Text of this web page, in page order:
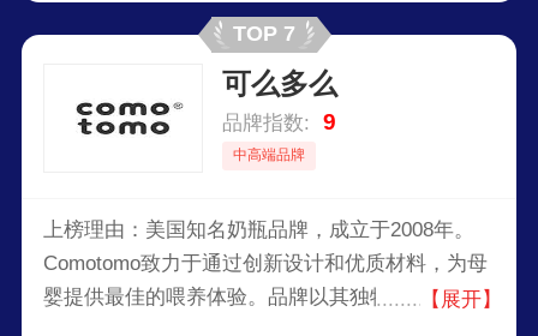
性和安全性而著称，为全球父母提供可靠的育儿产
品。2017年，上海家化通过公司历史上最大规模的
收购案，将汤美星收入麾下。
TOP 7
可么多么
品牌指数: 9
中高端品牌
上榜理由：美国知名奶瓶品牌，成立于2008年。
Comotomo致力于通过创新设计和优质材料，为母
婴提供最佳的喂养体验。品牌以其独特的硅胶奶瓶
【展开】